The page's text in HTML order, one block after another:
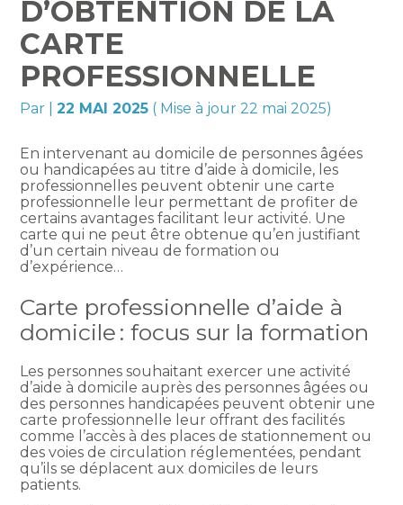
D’OBTENTION DE LA
CARTE
PROFESSIONNELLE
Par |22 MAI 2025 ( Mise à jour 22 mai 2025)
En intervenant au domicile de personnes âgées
ou handicapées au titre d’aide à domicile, les
professionnelles peuvent obtenir une carte
professionnelle leur permettant de profiter de
certains avantages facilitant leur activité. Une
carte qui ne peut être obtenue qu’en justifiant
d’un certain niveau de formation ou
d’expérience…
Carte professionnelle d’aide à
domicile : focus sur la formation
Les personnes souhaitant exercer une activité
d’aide à domicile auprès des personnes âgées ou
des personnes handicapées peuvent obtenir une
carte professionnelle leur offrant des facilités
comme l’accès à des places de stationnement ou
des voies de circulation réglementées, pendant
qu’ils se déplacent aux domiciles de leurs
patients.